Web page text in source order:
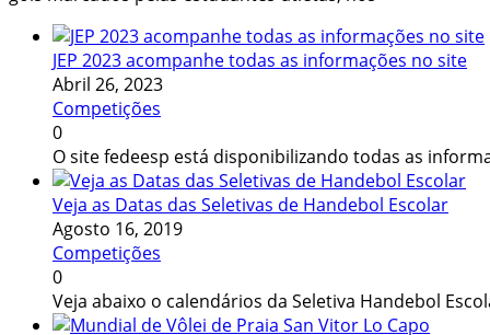
JEP 2023 acompanhe todas as informações no site
Abril 26, 2023
Competições
0
O site fedeesp está disponibilizando todas as
Veja as Datas das Seletivas de Handebol Escolar
Agosto 16, 2019
Competições
0
Veja abaixo o calendários da Seletiva Handebol